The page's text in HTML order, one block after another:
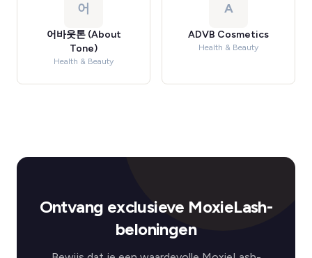
어
어바웃톤 (About
Tone)
Health & Beauty
A
ADVB Cosmetics
Health & Beauty
Ontvang exclusieve MoxieLash-
beloningen